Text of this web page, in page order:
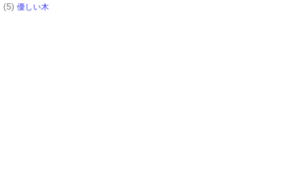
(5) 優しい木